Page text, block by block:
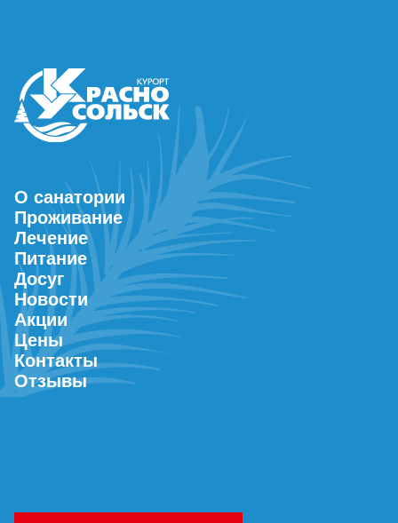
О санатории
Проживание
Лечение
Питание
Досуг
Новости
Акции
Цены
Контакты
Отзывы